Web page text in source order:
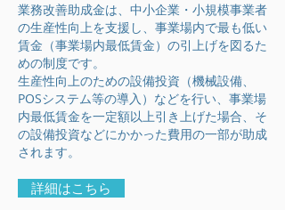
業務改善助成金は、中小企業・小規模事業者
の生産性向上を支援し、事業場内で最も低い
賃金（事業場内最低賃金）の引上げを図るた
めの制度です。
生産性向上のための設備投資（機械設備、
POSシステム等の導入）などを行い、事業場
内最低賃金を一定額以上引き上げた場合、そ
の設備投資などにかかった費用の一部が助成
されます。
詳細はこちら